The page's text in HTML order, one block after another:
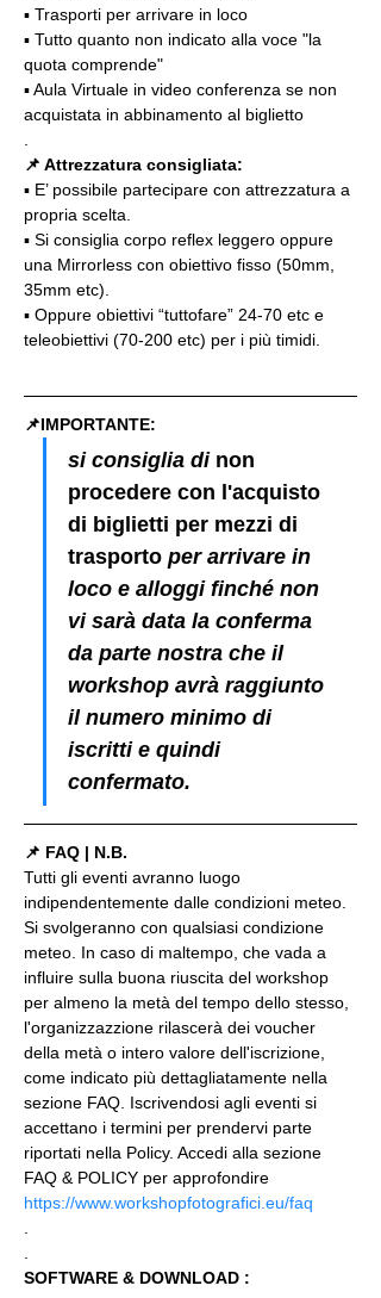
▪️ Trasporti per arrivare in loco
▪️ Tutto quanto non indicato alla voce "la
quota comprende"
▪️ Aula Virtuale in video conferenza se non
acquistata in abbinamento al biglietto
📌 Attrezzatura consigliata:
▪️ E’ possibile partecipare con attrezzatura a
propria scelta.
▪️ Si consiglia corpo reflex leggero oppure
una Mirrorless con obiettivo fisso (50mm,
35mm etc).
▪️ Oppure obiettivi “tuttofare” 24-70 etc e
teleobiettivi (70-200 etc) per i più timidi.
📌IMPORTANTE:
si consiglia di non
procedere con l'acquisto
di biglietti per mezzi di
trasporto per arrivare in
loco e alloggi finché non
vi sarà data la conferma
da parte nostra che il
workshop avrà raggiunto
il numero minimo di
iscritti e quindi
confermato.
📌 FAQ | N.B.
Tutti gli eventi avranno luogo
indipendentemente dalle condizioni meteo.
Si svolgeranno con qualsiasi condizione
meteo. In caso di maltempo, che vada a
influire sulla buona riuscita del workshop
per almeno la metà del tempo dello stesso,
l'organizzazzione rilascerà dei voucher
della metà o intero valore dell'iscrizione,
come indicato più dettagliatamente nella
sezione FAQ. Iscrivendosi agli eventi si
accettano i termini per prendervi parte
riportati nella Policy. Accedi alla sezione
FAQ & POLICY per approfondire
https://www.workshopfotografici.eu/faq
SOFTWARE & DOWNLOAD :